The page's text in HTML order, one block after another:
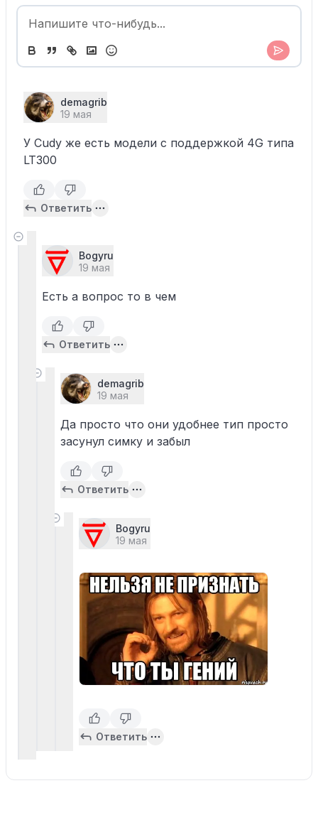
demagrib
19 мая
У Cudy же есть модели с поддержкой 4G типа
LT300
Ответить
Bogyru
19 мая
Есть а вопрос то в чем
Ответить
demagrib
19 мая
Да просто что они удобнее тип просто
засунул симку и забыл
Ответить
Bogyru
19 мая
Ответить